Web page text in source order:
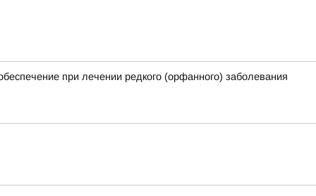
при лечении редкого (орфанного) заболевания